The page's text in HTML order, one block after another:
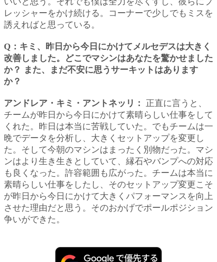
レッシャーをかけ続ける。コーナーで少しでもミスを
誘えればと思っている。
Q：キミ、昨日から今日にかけてメルセデスは大きく
改善しました。どこでマシンはあなたを驚かせました
か？ また、まだ不安に思うサーキットはあります
か？
アンドレア・キミ・アントネッリ：
正直に言うと、
チームが昨日から今日にかけて素晴らしい仕事をして
くれた。昨日は本当に苦戦していた。でもチームは一
晩でデータを分析し、大きくセットアップを変更し
た。そして今朝のマシンはまったく別物だった。マシ
ンはより生き生きとしていて、縁石やバンプへの対応
も良くなった。許容範囲も広がった。チームは本当に
素晴らしい仕事をしたし、そのセットアップ変更こそ
が昨日から今日にかけて大きくパフォーマンスを向上
させた理由だと思う。そのおかげでポールポジション
争いができた。